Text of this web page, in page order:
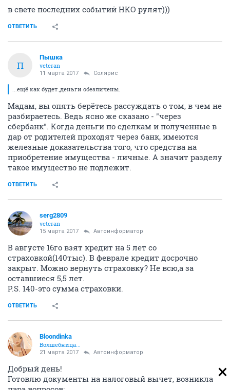
в свете последних событий НКО рулят)))
ОТВЕТИТЬ
П
Пышка
veteran
11 марта 2017 Солярис
...ещё как будет.,деньги обезличены.
Мадам, вы опять берётесь рассуждать о том, в чем не
разбираетесь. Ведь ясно же сказано - "через
сбербанк". Когда деньги по сделкам и полученные в
дар от родителей проходят через банк, имеются
железные доказательства того, что средства на
приобретение имущества - личные. А значит разделу
такое имущество не подлежит.
ОТВЕТИТЬ
serg2809
veteran
15 марта 2017 Автоинформатор
В августе 16го взят кредит на 5 лет со
страховкой(140тыс). В феврале кредит досрочно
закрыт. Можно вернуть страховку? Не всю,а за
оставшиеся 5,5 лет.
P.S. 140-это сумма страховки.
ОТВЕТИТЬ
Bloondinka
Волшебница...
21 марта 2017 Автоинформатор
Добрый день!
Готовлю документы на налоговый вычет, возникла